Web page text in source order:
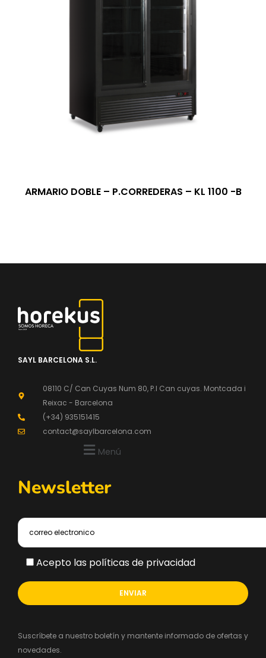
ARMARIO DOBLE – P.CORREDERAS – KL 1100 -B
SAYL BARCELONA S.L.
08110 C/ Can Cuyas Num 80, P.l Can cuyas. Montcada i
Reixac - Barcelona
(+34) 935151415
contact@saylbarcelona.com
Menú
Newsletter
Acepto las políticas de privacidad
Suscríbete a nuestro boletín y mantente informado de ofertas y
novedades.